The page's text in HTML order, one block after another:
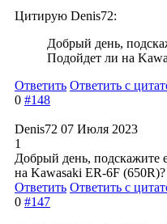
Цитирую Denis72:
Добрый день,
Подойдет ли на
Ответить Ответить с
0 #148
Denis72 07 Июля 2023
1
Добрый день, подскажите
на Kawasaki ER-6F (650R)?
Ответить Ответить с
0 #147